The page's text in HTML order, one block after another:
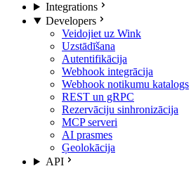
Integrations
Developers
Veidojiet uz Wink
Uzstādīšana
Autentifikācija
Webhook integrācija
Webhook notikumu katalogs
REST un gRPC
Rezervāciju sinhronizācija
MCP serveri
AI prasmes
Ģeolokācija
API